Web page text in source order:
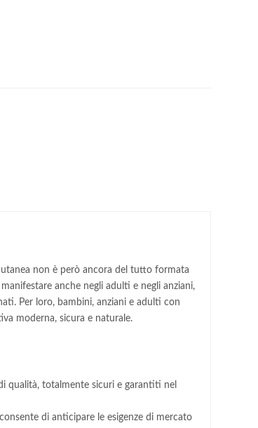
non è però ancora del tutto formata
anche negli adulti e negli anziani,
Per loro, bambini, anziani e adulti con
moderna, sicura e naturale.
qualità, totalmente sicuri e garantiti nel
di anticipare le esigenze di mercato